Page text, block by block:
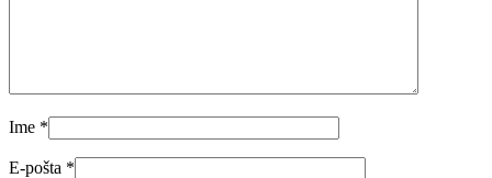
Ime *
E-pošta *